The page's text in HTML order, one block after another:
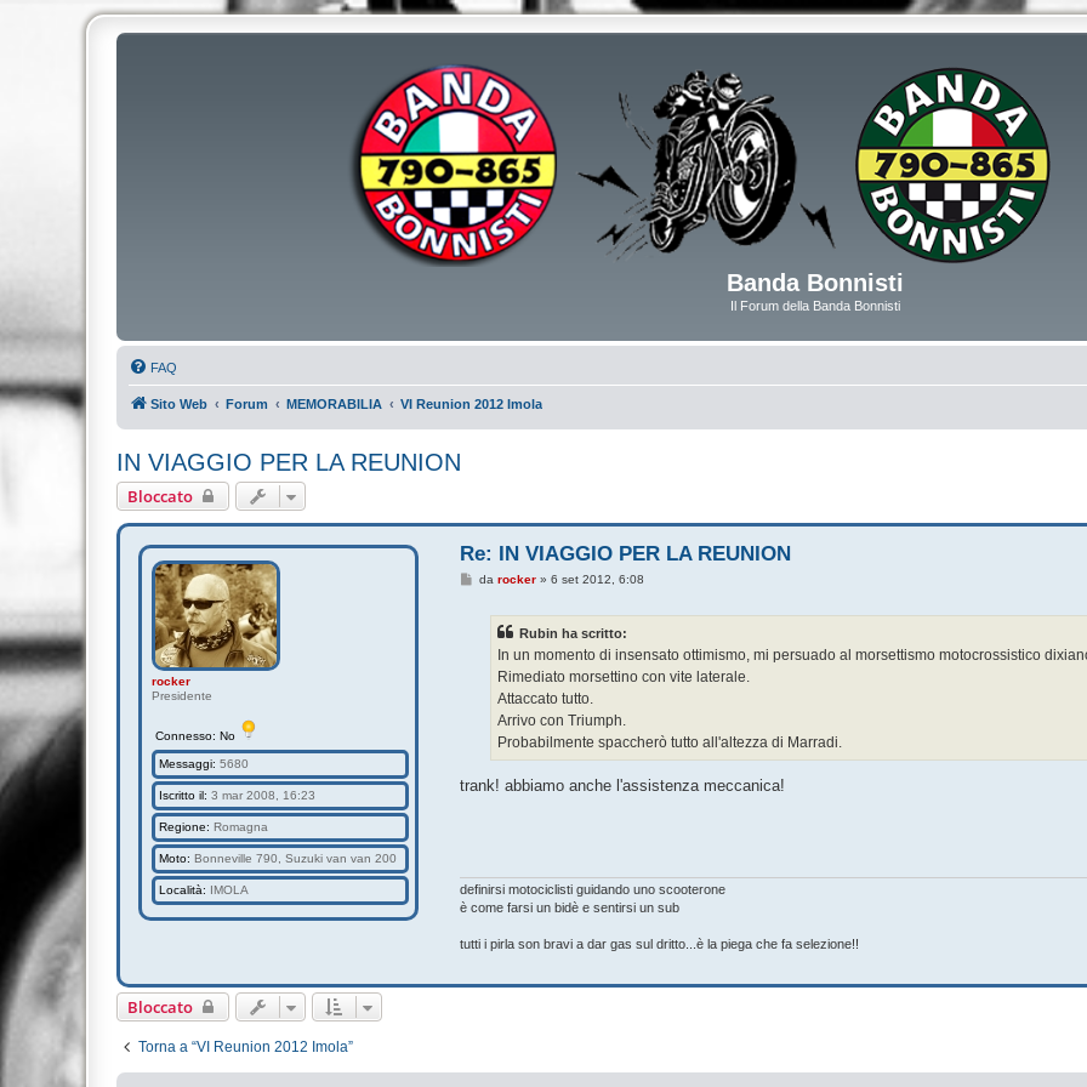
Banda Bonnisti
Il Forum della Banda Bonnisti
FAQ
Sito Web Forum MEMORABILIA VI Reunion 2012 Imola
IN VIAGGIO PER LA REUNION
Bloccato
rocker
Presidente
Connesso: No
Messaggi: 5680
Iscritto il: 3 mar 2008, 16:23
Regione: Romagna
Moto: Bonneville 790, Suzuki van van 200
Località: IMOLA
Re: IN VIAGGIO PER LA REUNION
Mdarocker »6 set 2012, 6:08
Rubin ha scritto:
In un momento di insensato ottimismo, mi persuado al morsettismo motocrossistico
Rimediato morsettino con vite laterale.
Attaccato tutto.
Arrivo con Triumph.
Probabilmente spaccherò tutto all'altezza di Marradi.
trank! abbiamo anche l'assistenza meccanica!
definirsi motociclisti guidando uno scooterone
è come farsi un bidè e sentirsi un sub
tutti i pirla son bravi a dar gas sul dritto...è la piega che fa selezione!!
Bloccato
Torna a “VI Reunion 2012 Imola”